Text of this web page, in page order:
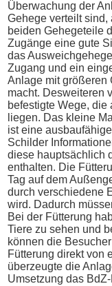
Überwachung der
Gehege verteilt
beiden Gehegeteile
Zugänge eine gute
das
Zugang und ein
Anlage mit größeren
macht. Desweiteren
befestigte Wege,
liegen. Das kleine
ist eine
Schilder
diese hauptsächlich
enthalten. Die
Tag auf dem
durch verschiedene
wird. Dadurch
Bei der Fütterung
Tiere zu sehen und
können die
Fütterung direkt von
überzeugte die
Umsetzung das